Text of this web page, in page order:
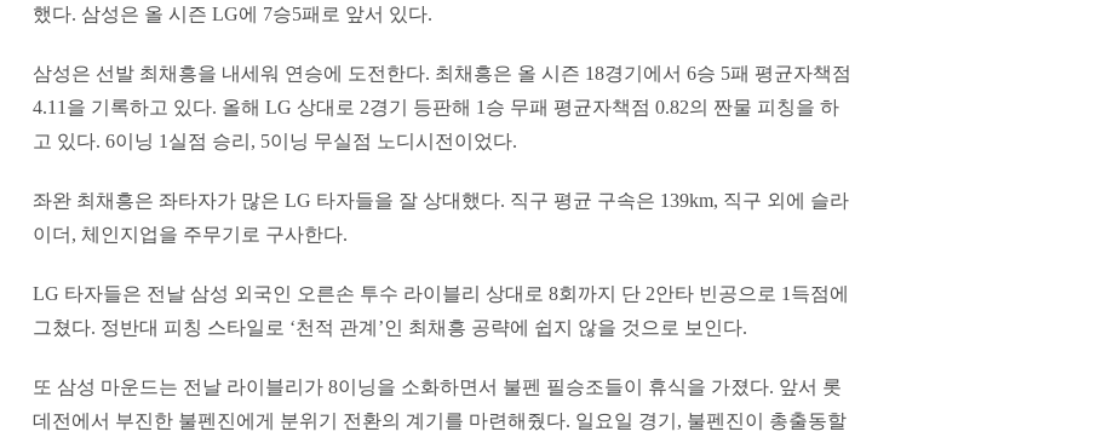
했다. 삼성은 올 시즌 LG에 7승5패로 앞서 있다.
삼성은 선발 최채흥을 내세워 연승에 도전한다. 최채흥은 올 시즌 18경기에서 6승 5패 평균자책점
4.11을 기록하고 있다. 올해 LG 상대로 2경기 등판해 1승 무패 평균자책점 0.82의 짠물 피칭을 하
고 있다. 6이닝 1실점 승리, 5이닝 무실점 노디시전이었다.
좌완 최채흥은 좌타자가 많은 LG 타자들을 잘 상대했다. 직구 평균 구속은 139km, 직구 외에 슬라
이더, 체인지업을 주무기로 구사한다.
LG 타자들은 전날 삼성 외국인 오른손 투수 라이블리 상대로 8회까지 단 2안타 빈공으로 1득점에
그쳤다. 정반대 피칭 스타일로 ‘천적 관계’인 최채흥 공략에 쉽지 않을 것으로 보인다.
또 삼성 마운드는 전날 라이블리가 8이닝을 소화하면서 불펜 필승조들이 휴식을 가졌다. 앞서 롯
데전에서 부진한 불펜진에게 분위기 전환의 계기를 마련해줬다. 일요일 경기, 불펜진이 총출동할